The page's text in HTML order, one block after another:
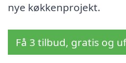
nye køkkenprojekt.
Få 3 tilbud, gratis og